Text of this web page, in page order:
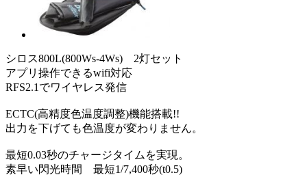
シロス800L(800Ws-4Ws) 2灯セット
アプリ操作できるwifi対応
RFS2.1でワイヤレス発信
ECTC(高精度色温度調整)機能搭載!!
出力を下げても色温度が変わりません。
最短0.03秒のチャージタイムを実現。
素早い閃光時間 最短1/7,400秒(t0.5)